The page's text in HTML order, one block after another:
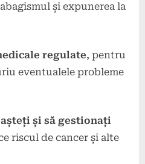
și expunerea la
regulate, pentru
eventualele probleme
și să gestionați
riscul de cancer și alte